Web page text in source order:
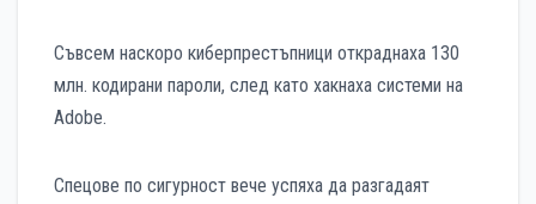
Съвсем наскоро киберпрестъпници откраднаха 130
млн. кодирани пароли, след като хакнаха системи на
Adobe.
Спецове по сигурност вече успяха да разгадаят